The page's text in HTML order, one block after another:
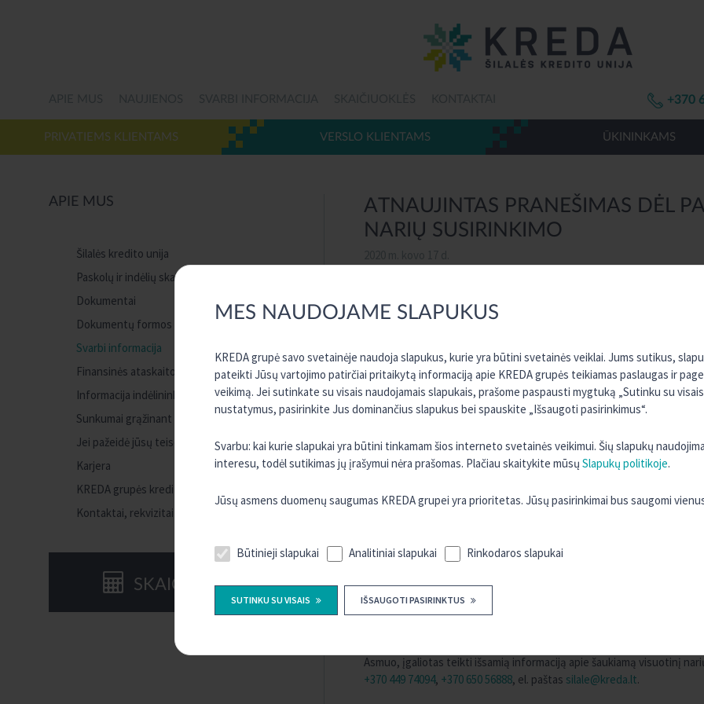
MES NAUDOJAME SLAPUKUS
KREDA grupė savo svetainėje naudoja slapukus, kurie yra būtini svetainės veiklai. Jums sutikus,
pateikti Jūsų vartojimo patirčiai pritaikytą informaciją apie KREDA grupės teikiamas paslaugas ir
veikimą. Jei sutinkate su visais naudojamais slapukais, prašome paspausti mygtuką „Sutinku su
nustatymus, pasirinkite Jus dominančius slapukus bei spauskite „Išsaugoti pasirinkimus“.
Svarbu: kai kurie slapukai yra būtini tinkamam šios interneto svetainės veikimui. Šių slapukų
interesu, todėl sutikimas jų įrašymui nėra prašomas. Plačiau skaitykite mūsų Slapukų politikoje.
Jūsų asmens duomenų saugumas KREDA grupei yra prioritetas. Jūsų pasirinkimai bus saugomi
Būtinieji slapukai Analitiniai slapukai Rinkodaros slapukai
SUTINKU SU VISAIS IŠSAUGOTI PASIRINKTUS
+370
PRIVATIEMS KLIENTAMS VERSLO KLIENTAMS ŪKININKAMS
ATNAUJINTAS PRANEŠIMAS DĖL
NARIŲ SUSIRINKIMO
Reaguodami į 2020-03-14 LR Vyriausybės paskelbtą karantiną
plitimo prevencijos laikotarpiu nuo kovo 16 d. 00 val. iki kovo 30 d. 24 val.,
susirinkimas kovo 20 d. 15 val., gyvai nebus
iš anksto.
Kredito unijos nariai kviečiami balsuoti šiais būdais:
atsiųsti el. paštusilale@kreda.ltmobiliuoju parašu pasirašytą
.
silale@kreda.ltmobiliuoju parašu pasirašytą balsavimo
Neturint mobilaus parašo atvykti į kredito uniją jos darbo
Saugodami savo narių sveikatą prašome Jūsų esant galimybei
į kredito uniją narius, kurie jaučia ligos simptomus (kosulys, sloga,
sveikatos apsaugos ministerijos rekomendacijas yra priskirti rizikos
Kredito unijos nariai apie Visuotinio narių susirinkimo priimtus
Asmuo, įgaliotas teikti išsamią informaciją apie šaukiamą visuotinį
+370 449 74094, +370 650 56888, el. paštas silale@kreda.lt.
APIE MUS
Šilalės kredito unija
Paskolų ir indėlių skaičiuoklės
Dokumentai
Dokumentų formos
Svarbi informacija
Finansinės ataskaitos
Informacija indėlininkui apie indėlių draudimą
Sunkumai grąžinant paskolą
Jei pažeidė jūsų teises
Karjera
KREDA grupės kredito unijos
Kontaktai, rekvizitai
SKAIČIUOKLĖS